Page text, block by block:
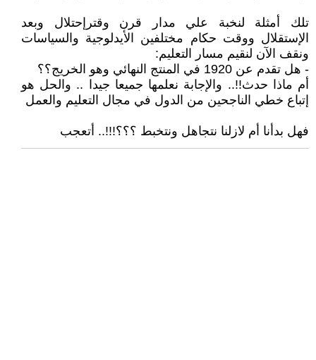
تلك أمثلة لنخبة علي مدار قرن وقترإحتلال وبعد
الإستقلال ووقت حكام مختلفين الأيدلوجية والسياسات
ونقف الآن لنقيم مسار التعليم:
- هل تقدم عن 1920 في المنتج النهائي وهو الخريج؟؟
أم ماذا حدث!!.. والإجابة نعلمها جميعا جيدا .. والحل هو
إتباع خطي الناجحين من الدول في مجال التعليم والعمل
فهل بدأنا أم لازلنا نتجاهل ونتخبط ؟؟؟!!!.. أتعجب